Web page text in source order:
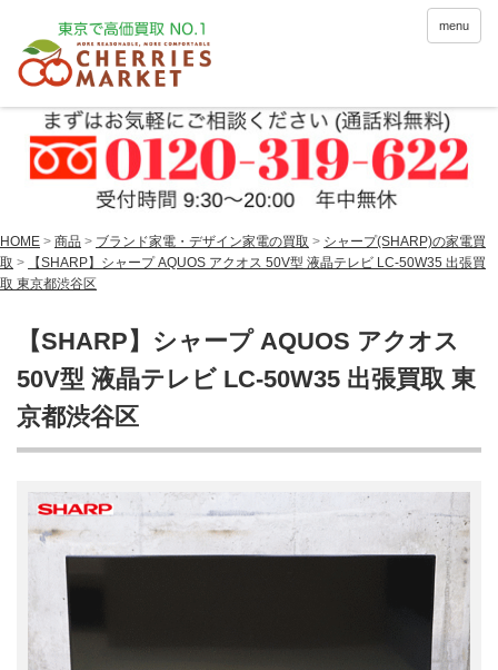
menu
HOME > 商品 > ブランド家電・デザイン家電の買取 > シャープ(SHARP)の家電買
取 >
【SHARP】シャープ AQUOS アクオス 50V型 液晶テレビ LC-50W35 出張買
取 東京都渋谷区
【SHARP】シャープ AQUOS アクオス
50V型 液晶テレビ LC-50W35 出張買取 東
京都渋谷区